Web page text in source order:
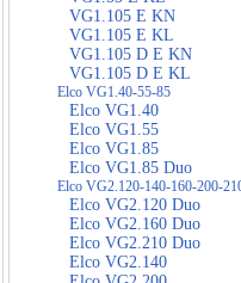
VG1.105 E KN
VG1.105 E KL
VG1.105 D E KN
VG1.105 D E KL
Elco VG1.40-55-85
Elco VG1.40
Elco VG1.55
Elco VG1.85
Elco VG1.85 Duo
Elco VG2.120-140-160-200-
Elco VG2.120 Duo
Elco VG2.160 Duo
Elco VG2.210 Duo
Elco VG2.140